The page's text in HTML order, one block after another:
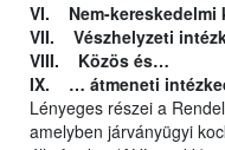
VI. Nem-kereskedelmi
VII. Vészhelyzeti
VIII. Közös és…
IX. … átmeneti
Lényeges részei a
amelyben járványügyi